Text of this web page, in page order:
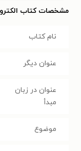
مشخصات کتاب
نام کتاب
عنوان دیگر
عنوان در زبان
مبدأ
موضوع